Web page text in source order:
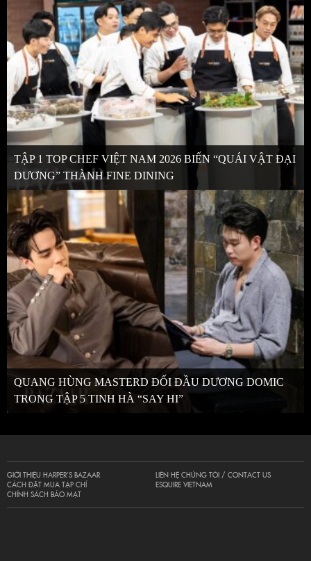
TẬP 1 TOP CHEF VIỆT NAM 2026 BIẾN “QUÁI VẬT ĐẠI
DƯƠNG” THÀNH FINE DINING
QUANG HÙNG MASTERD ĐỐI ĐẦU DƯƠNG DOMIC
TRONG TẬP 5 TINH HÀ “SAY HI”
GIỚI THIỆU HARPER’S BAZAAR
CÁCH ĐẶT MUA TẠP CHÍ
CHÍNH SÁCH BẢO MẬT
LIÊN HỆ CHÚNG TÔI / CONTACT US
ESQUIRE VIETNAM